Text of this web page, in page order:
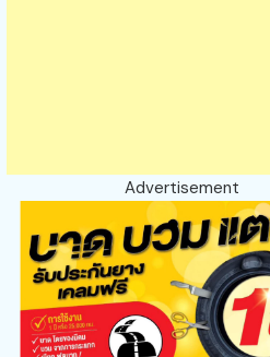
Advertisement